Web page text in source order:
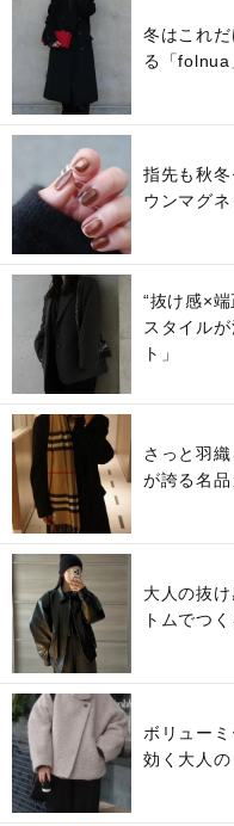
冬はこれ
る「folnua
指先も秋
ウンマグネ
“抜け感×
スタイル
ト」
さっと羽
が誇る名
大人の抜
トムでつ
ボリュー
効く大人の